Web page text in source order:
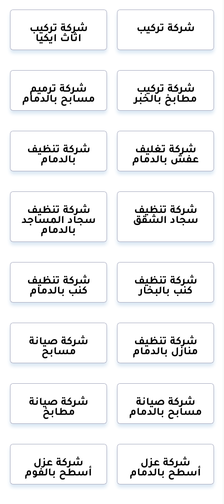
شركة تركيب
شركة تركيب
اثاث ايكيا
شركة تركيب
مطابخ بالخبر
شركة ترميم
مسابح بالدمام
شركة تغليف
عفش بالدمام
شركة تنظيف
بالدمام
شركة تنظيف
سجاد الشقق
شركة تنظيف
سجاد المساجد
بالدمام
شركة تنظيف
كنب بالبخار
شركة تنظيف
كنب بالدمام
شركة تنظيف
منازل بالدمام
شركة صيانة
مسابح
شركة صيانة
مسابح بالدمام
شركة صيانة
مطابخ
شركة عزل
أسطح بالدمام
شركة عزل
أسطح بالفوم